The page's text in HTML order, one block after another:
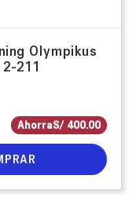
Olympikus
211
AhorraS/ 400.00